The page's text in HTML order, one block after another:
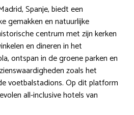
Spanje, biedt een
gemakken en natuurlijke
centrum met zijn kerken
en dineren in het
ontspan in de groene parken en
zoals het
voetbalstadions. Op dit platform
all-inclusive hotels van